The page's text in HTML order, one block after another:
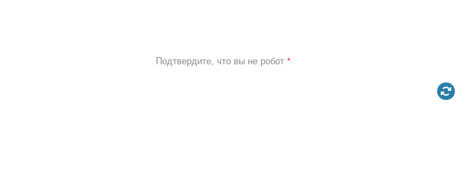
Подтвердите, что вы не робот *